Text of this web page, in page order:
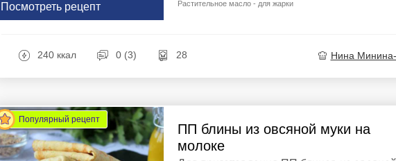
Посмотреть рецепт
Растительное масло - для жарки
240 ккал 0 (3) 28 Нина
Популярный рецепт
ПП блины из овсяной муки на
молоке